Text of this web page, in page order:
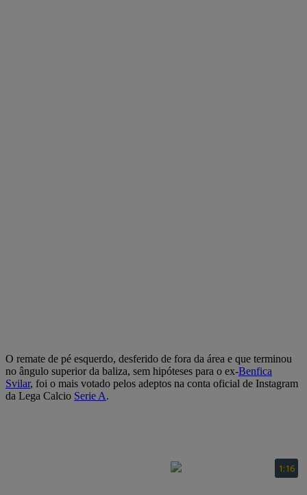
O remate de pé esquerdo, desferido de fora da área e que terminou
no ângulo superior da baliza, sem hipóteses para o ex-Benfica
Svilar, foi o mais votado pelos adeptos na conta oficial de Instagram
da Lega Calcio Serie A.